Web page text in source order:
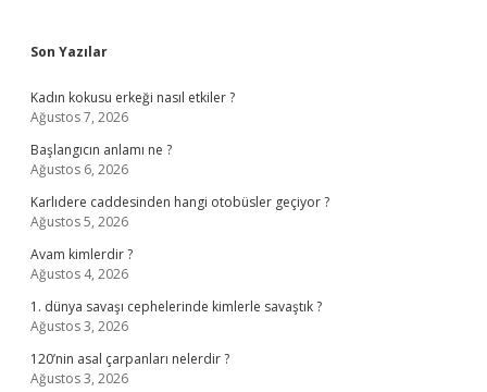
Sidebar
Son Yazılar
Kadın kokusu erkeği nasıl etkiler ?
Ağustos 7, 2026
Başlangıcın anlamı ne ?
Ağustos 6, 2026
Karlıdere caddesinden hangi otobüsler geçiyor ?
Ağustos 5, 2026
Avam kimlerdir ?
Ağustos 4, 2026
1. dünya savaşı cephelerinde kimlerle savaştık ?
Ağustos 3, 2026
120’nin asal çarpanları nelerdir ?
Ağustos 3, 2026